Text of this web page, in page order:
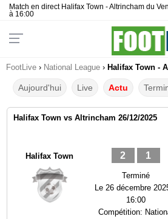
Match en direct Halifax Town - Altrincham du
à 16:00
FootLive › National League › Halifax Town -
Aujourd'hui Live Actu
Halifax Town vs Altrincham 26/12/2025
Halifax Town 2 1
Terminé
Le 26 décembre
16:00
Compétition: